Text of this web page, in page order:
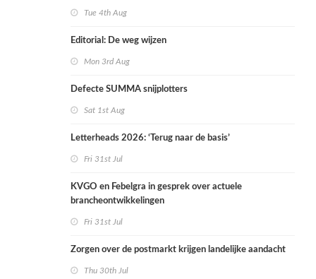
Tue 4th Aug
Editorial: De weg wijzen
Mon 3rd Aug
Defecte SUMMA snijplotters
Sat 1st Aug
Letterheads 2026: ‘Terug naar de basis’
Fri 31st Jul
KVGO en Febelgra in gesprek over actuele
brancheontwikkelingen
Fri 31st Jul
Zorgen over de postmarkt krijgen landelijke aandacht
Thu 30th Jul